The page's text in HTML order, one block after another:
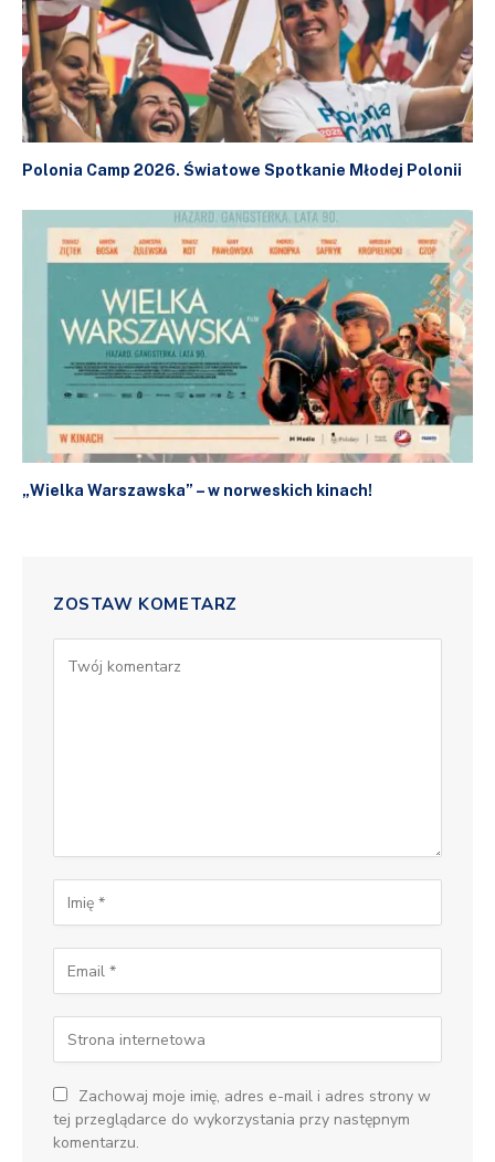
Polonia Camp 2026. Światowe Spotkanie Młodej Polonii
„Wielka Warszawska” – w norweskich kinach!
ZOSTAW KOMETARZ
Zachowaj moje imię, adres e-mail i adres strony w
tej przeglądarce do wykorzystania przy następnym
komentarzu.